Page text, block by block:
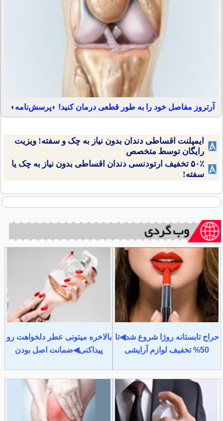
آرتروز مفاصل خود را به طور قطعی درمان کنید! ◗پرسش‌نامه◖
ایمپلنت اقساطی دندان بدون نیاز به چک و سفته! ویزیت
رایگان توسط متخصص
۵۰٪ تخفیف ارتودنسی دندان اقساطی بدون نیاز به چک یا
سفته!
حراج تابستانه روژا شروع شد◀تا
50% تخفیف لوازم آرایشی
بالاخره میتونی عطر دلخواهت رو
پیداکنی◀ضمانت اصل بودن